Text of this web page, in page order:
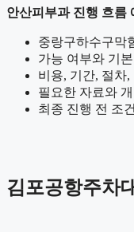
안산피부과 진행 흐름
중랑구하수구막
가능 여부와 기
비용, 기간, 절차
필요한 자료와
최종 진행 전 조
김포공항주차